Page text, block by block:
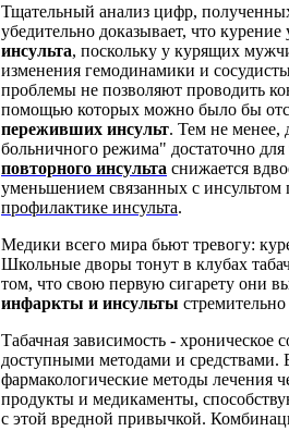
Тщательный анализ цифр,
убедительно доказывает, что курение
инсульта, поскольку у курящих
изменения гемодинамики и
проблемы не позволяют проводить
помощью которых можно было бы
переживших инсульт. Тем не менее,
больничного режима" достаточно для
повторного инсульта снижается
уменьшением связанных с инсультом
профилактике инсульта.
Медики всего мира бьют тревогу:
Школьные дворы тонут в клубах
том, что свою первую сигарету они
инфаркты и инсульты
Табачная зависимость - хроническое
доступными методами и средствами.
фармакологические методы лечения
продукты и медикаменты,
с этой вредной привычкой.